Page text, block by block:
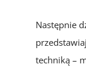
Następnie
techniką –